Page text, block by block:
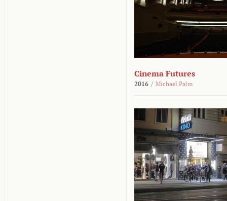
Cinema Futures
2016 / Michael Palm